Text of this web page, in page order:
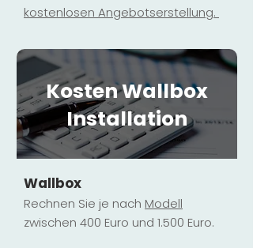
kostenlosen Angebotserstellung.
Kosten Wallbox
Installation
Wallbox
Rechnen Sie je nach Modell
zwischen 400 Euro und 1.500 Euro.